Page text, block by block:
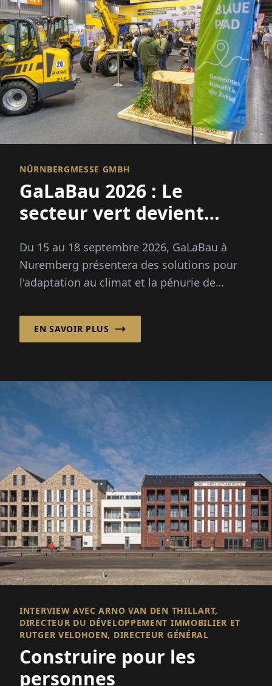
NÜRNBERGMESSE GMBH
GaLaBau 2026 : Le
secteur vert devient
Du 15 au 18 septembre 2026, GaLaBau à
Nuremberg présentera des solutions pour
l'adaptation au climat et la pénurie de
espace futur pour la numérisation et l'IA.
EN SAVOIR PLUS
INTERVIEW AVEC ARNO VAN DEN THILLART,
DIRECTEUR DU DÉVELOPPEMENT IMMOBILIER ET
RUTGER VELDHOEN, DIRECTEUR GÉNÉRAL
Construire pour les
personnes